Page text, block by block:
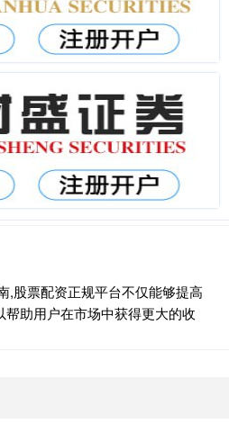
,股票配资正规平台不仅能够提高
助用户在市场中获得更大的收